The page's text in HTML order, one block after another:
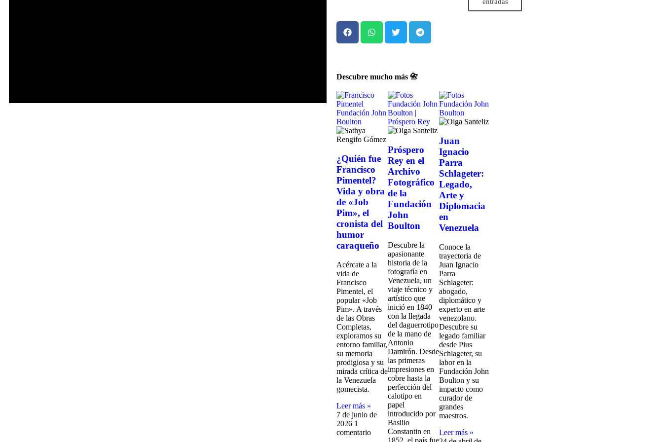
entradas
Descubre mucho más 📇
¿Quién fue
Francisco
Pimentel?
Vida y obra
de «Job
Pim», el
cronista del
humor
caraqueño
Acércate a la
vida de
Francisco
Pimentel, el
popular «Job
Pim». A través
de las Obras
Completas,
exploramos su
entorno familiar,
su memoria
prodigiosa y su
mirada crítica de
la Venezuela
gomecista.
Leer más »
7 de junio de
2026 1
comentario
Próspero
Rey en el
Archivo
Fotográfico
de la
Fundación
John
Boulton
Descubre la
apasionante
historia de la
fotografía en
Venezuela, un
viaje técnico y
artístico que
inició en 1840
con la llegada
del daguerrotipo
de la mano de
Antonio
Damirón. Desde
las primeras
impresiones en
cobre hasta la
perfección del
calotipo en
papel
introducido por
Basilio
Constantin en
1852, el país fue
Juan
Ignacio
Parra
Schlageter:
Legado,
Arte y
Diplomacia
en
Venezuela
Conoce la
trayectoria de
Juan Ignacio
Parra
Schlageter:
abogado,
diplomático y
experto en arte
venezolano.
Descubre su
legado familiar
desde Pius
Schlageter, su
labor en la
Fundación John
Boulton y su
impacto como
curador de
grandes
maestros.
Leer más »